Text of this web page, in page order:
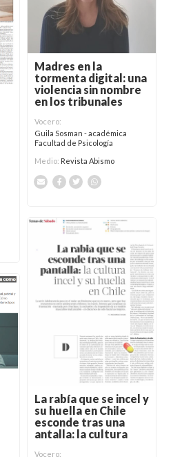
Madres en la
tormenta digital: una
violencia sin nombre
en los tribunales
Vocero:
Guila Sosman - académica
Facultad de Psicología
Medio: Revista Abismo
La rabía que se incel y
su huella en Chile
esconde tras una
antalla: la cultura
Vocero: